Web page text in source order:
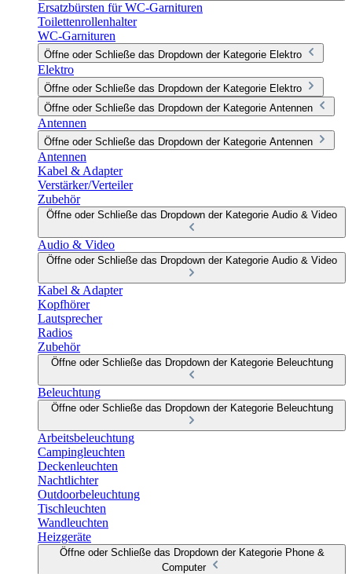
Ersatzbürsten für WC-Garnituren
Toilettenrollenhalter
WC-Garnituren
Öffne oder Schließe das Dropdown der Kategorie Elektro
Elektro
Öffne oder Schließe das Dropdown der Kategorie Elektro
Öffne oder Schließe das Dropdown der Kategorie Antennen
Antennen
Öffne oder Schließe das Dropdown der Kategorie Antennen
Antennen
Kabel & Adapter
Verstärker/Verteiler
Zubehör
Öffne oder Schließe das Dropdown der Kategorie Audio & Video
Audio & Video
Öffne oder Schließe das Dropdown der Kategorie Audio & Video
Kabel & Adapter
Kopfhörer
Lautsprecher
Radios
Zubehör
Öffne oder Schließe das Dropdown der Kategorie Beleuchtung
Beleuchtung
Öffne oder Schließe das Dropdown der Kategorie Beleuchtung
Arbeitsbeleuchtung
Campingleuchten
Deckenleuchten
Nachtlichter
Outdoorbeleuchtung
Tischleuchten
Wandleuchten
Heizgeräte
Öffne oder Schließe das Dropdown der Kategorie Phone &
Computer